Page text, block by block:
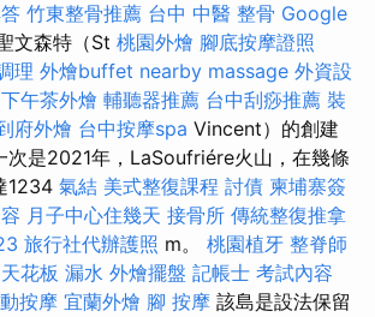
竹東整骨推薦 台中 中醫 整骨 Google
文森特（St 桃園外燴 腳底按摩證照
理 外燴buffet nearby massage 外資設
下午茶外燴 輔聽器推薦 台中刮痧推薦 裝
府外燴 台中按摩spa Vincent）的創建
次是2021年，LaSoufriére火山，在幾條
1234 氣結 美式整復課程 討債 柬埔寨簽
月子中心住幾天 接骨所 傳統整復推拿
旅行社代辦護照 m。 桃園植牙 整脊師
天花板 漏水 外燴擺盤 記帳士 考試內容
按摩 宜蘭外燴 腳 按摩 該島是設法保留